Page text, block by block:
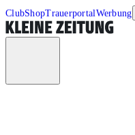
ClubShopTrauerportalWerbung